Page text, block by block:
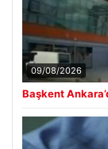
09/08/2026
Başkent